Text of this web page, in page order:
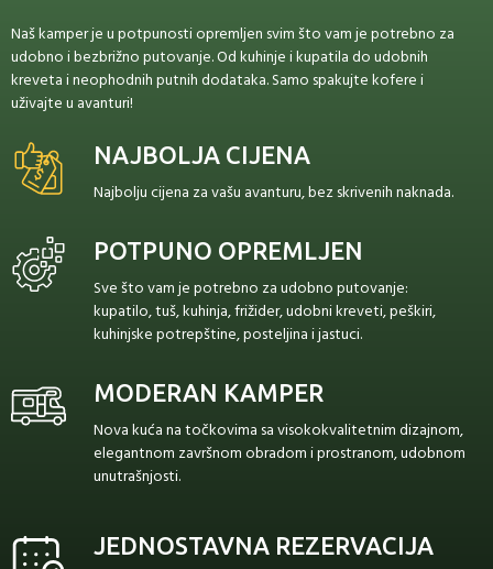
Naš kamper je u potpunosti opremljen svim što vam je potrebno za
udobno i bezbrižno putovanje. Od kuhinje i kupatila do udobnih
kreveta i neophodnih putnih dodataka. Samo spakujte kofere i
uživajte u avanturi!
NAJBOLJA CIJENA
Najbolju cijena za vašu avanturu, bez skrivenih naknada.
POTPUNO OPREMLJEN
Sve što vam je potrebno za udobno putovanje:
kupatilo, tuš, kuhinja, frižider, udobni kreveti, peškiri,
kuhinjske potrepštine, posteljina i jastuci.
MODERAN KAMPER
Nova kuća na točkovima sa visokokvalitetnim dizajnom,
elegantnom završnom obradom i prostranom, udobnom
unutrašnjosti.
JEDNOSTAVNA REZERVACIJA